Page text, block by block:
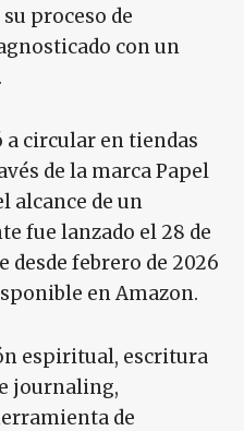
proceso de
con un
circular en tiendas
de la marca Papel
alcance de un
fue lanzado el 28 de
desde febrero de 2026
en Amazon.
espiritual, escritura
journaling,
de